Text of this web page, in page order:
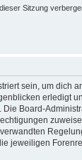
Sitzung
sein, um dich
erledigt
Board-
jeweiligen